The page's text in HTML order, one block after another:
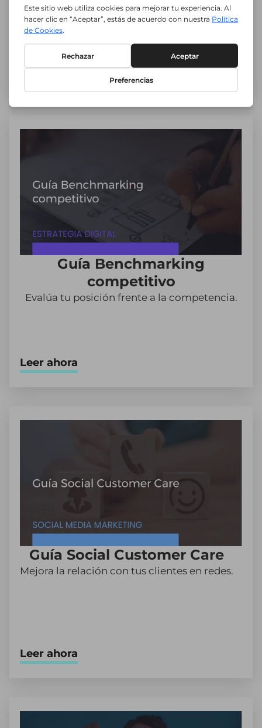
Las mejores para una gestión Social Media
TOP.
Descargar guía
Guía Benchmarking
competitivo
Evalúa tu posición frente a la competencia.
Leer ahora
Guía Social Customer Care
Mejora la relación con tus clientes en redes.
Leer ahora